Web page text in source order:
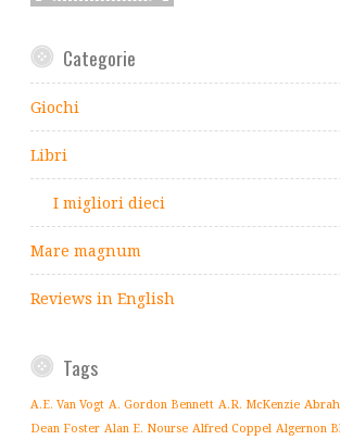
Categorie
Giochi
Libri
I migliori dieci
Mare magnum
Reviews in English
Tags
A.E. Van Vogt A. Gordon Bennett A.R. McKenzie
Dean Foster Alan E. Nourse Alfred Coppel Algernon